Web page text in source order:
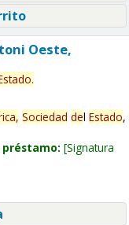
Oeste,
.
Sociedad del Estado,
Signatura